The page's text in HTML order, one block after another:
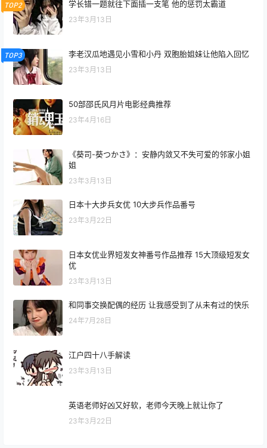
TOP2 学长错一题就往下面插一支笔 他的惩罚太霸道
23年3月13日
TOP3 李老汉瓜地遇见小雪和小丹 双胞胎姐妹让他陷入回忆
23年3月13日
50部邵氏风月片电影经典推荐
23年4月16日
《葵司-葵つかさ》：安静内敛又不失可爱的邻家小姐
姐
23年3月13日
日本十大步兵女优 10大步兵作品番号
23年3月22日
日本女优业界短发女神番号作品推荐 15大顶级短发女
优
23年3月13日
和同事交换配偶的经历 让我感受到了从未有过的快乐
24年7月28日
江户四十八手解读
23年3月13日
英语老师好凶又好软，老师今天晚上就让你了
23年3月22日